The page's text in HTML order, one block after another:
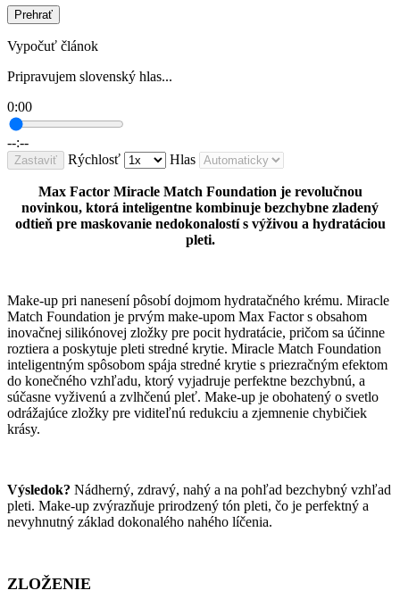
Prehrať
Vypočuť článok
Pripravujem slovenský hlas...
0:00
--:--
Zastaviť Rýchlosť Hlas
Max Factor Miracle Match Foundation je revolučnou
novinkou, ktorá inteligentne kombinuje bezchybne zladený
odtieň pre maskovanie nedokonalostí s výživou a hydratáciou
pleti.
Make-up pri nanesení pôsobí dojmom hydratačného krému. Miracle
Match Foundation je prvým make-upom Max Factor s obsahom
inovačnej silikónovej zložky pre pocit hydratácie, pričom sa účinne
roztiera a poskytuje pleti stredné krytie. Miracle Match Foundation
inteligentným spôsobom spája stredné krytie s priezračným efektom
do konečného vzhľadu, ktorý vyjadruje perfektne bezchybnú, a
súčasne vyživenú a zvlhčenú pleť. Make-up je obohatený o svetlo
odrážajúce zložky pre viditeľnú redukciu a zjemnenie chybičiek
krásy.
Výsledok? Nádherný, zdravý, nahý a na pohľad bezchybný vzhľad
pleti. Make-up zvýrazňuje prirodzený tón pleti, čo je perfektný a
nevyhnutný základ dokonalého nahého líčenia.
ZLOŽENIE